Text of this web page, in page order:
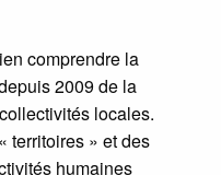
comprendre la
2009 de la
locales.
territoires » et des
humaines